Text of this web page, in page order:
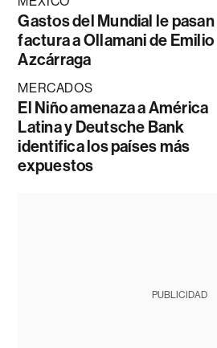
Gastos del Mundial le pasan
factura a Ollamani de Emilio
Azcárraga
MERCADOS
El Niño amenaza a América
Latina y Deutsche Bank
identifica los países más
expuestos
PUBLICIDAD